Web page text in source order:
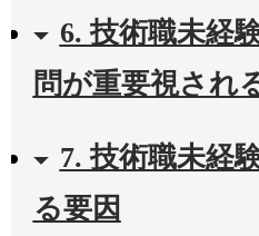
6. 技術職未経
問が重要視され
7. 技術職未経
る要因